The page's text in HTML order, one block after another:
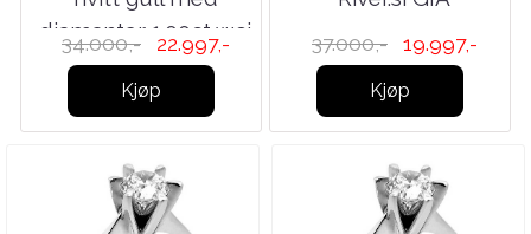
diamanter 1.00ct w.si
34.000,- 22.997,-
Kjøp
37.000,- 19.997,-
Kjøp